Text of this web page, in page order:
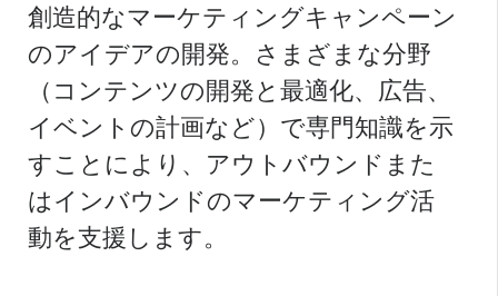
創造的なマーケティングキャンペーン
のアイデアの開発。さまざまな分野
（コンテンツの開発と最適化、広告、
イベントの計画など）で専門知識を示
すことにより、アウトバウンドまた
はインバウンドのマーケティング活
動を支援します。